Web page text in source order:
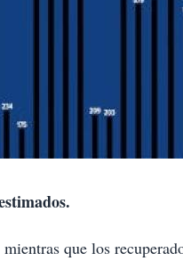
mientras que los